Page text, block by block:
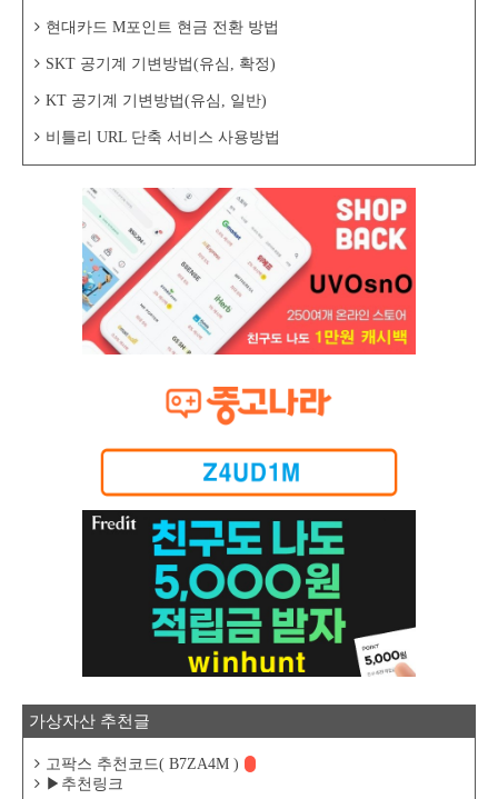
현대카드 M포인트 현금 전환 방법
SKT 공기계 기변방법(유심, 확정)
KT 공기계 기변방법(유심, 일반)
비틀리 URL 단축 서비스 사용방법
가상자산 추천글
고팍스 추천코드( B7ZA4M )
▶추천링크